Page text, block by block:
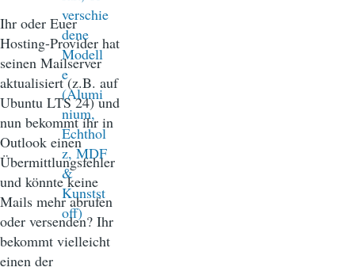
Ihr oder Euer
Hosting-Provider hat
seinen Mailserver
aktualisiert (z.B. auf
Ubuntu LTS 24) und
nun bekommt ihr in
Outlook einen
Übermittlungsfehler
und könnte keine
Mails mehr abrufen
oder versenden? Ihr
bekommt vielleicht
einen der